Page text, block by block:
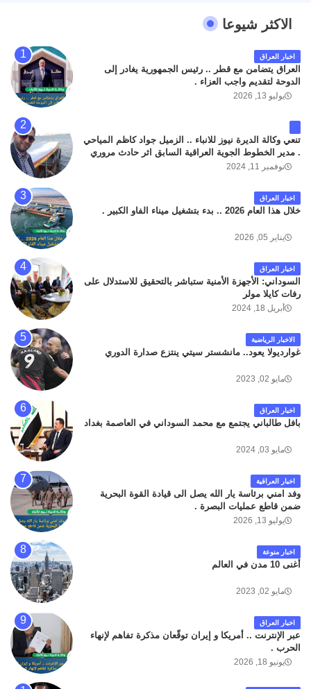
الاكثر شيوعا
اخبار العراق
العراق يتضامن مع قطر .. رئيس الجمهورية يغادر إلى
الدوحة لتقديم واجب العزاء .
يوليو 13, 2026
تنعي وكالة الديرة نيوز للانباء .. الزميل جواد كاظم المياحي
. مدير الخطوط الجوية العراقية السابق اثر حادث مروري
داخل مطار البصرة الدولي اليوم الاثنين على الطريق
كان سبب الحادث يعود لتصادم عجلته مع عجلة نوع كيا بنكو
تابعة لشركة الهلال الماسكة لإعمار مطار البصرة الدولي .
سائلين الله عز وجل ان يتغمد الفقيد بواسع رحمته ، و انا
نوفمبر 11, 2024
اخبار العراق
خلال هذا العام 2026 .. بدء بتشغيل ميناء الفاو الكبير .
يناير 05, 2026
اخبار العراق
السوداني: الأجهزة الأمنية ستباشر بالتحقيق للاستدلال على
رفات كايلا مولر
أبريل 18, 2024
الاخبار الرياضية
غوارديولا يعود.. مانشستر سيتي ينتزع صدارة الدوري
مايو 02, 2023
اخبار العراق
بافل طالباني يجتمع مع محمد السوداني في العاصمة بغداد
مايو 03, 2024
اخبار العراقية
وفد امني برئاسة يار الله يصل الى قيادة القوة البحرية
ضمن قاطع عمليات البصرة .
يوليو 13, 2026
اخبار منوعة
أغنى 10 مدن في العالم
مايو 02, 2023
اخبار العراق
عبر الإنترنت .. أمريكا و إيران توقّعان مذكرة تفاهم لإنهاء
الحرب .
يونيو 18, 2026